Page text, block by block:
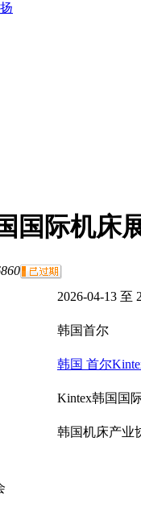
国际机床
2026-04-13 至
韩国首尔
韩国 首尔
Kintex韩国国
韩国机床产业